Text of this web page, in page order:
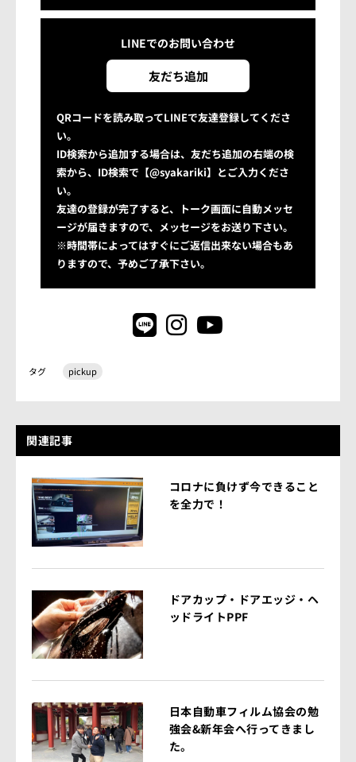
LINEでのお問い合わせ
友だち追加
QRコードを読み取ってLINEで友達登録してくださ
い。
ID検索から追加する場合は、友だち追加の右端の検
索から、ID検索で【@syakariki】とご入力くださ
い。
友達の登録が完了すると、トーク画面に自動メッセ
ージが届きますので、メッセージをお送り下さい。
※時間帯によってはすぐにご返信出来ない場合もあ
りますので、予めご了承下さい。
タグ pickup
関連記事
コロナに負けず今できること
を全力で！
ドアカップ・ドアエッジ・ヘ
ッドライトPPF
日本自動車フィルム協会の勉
強会&新年会へ行ってきまし
た。